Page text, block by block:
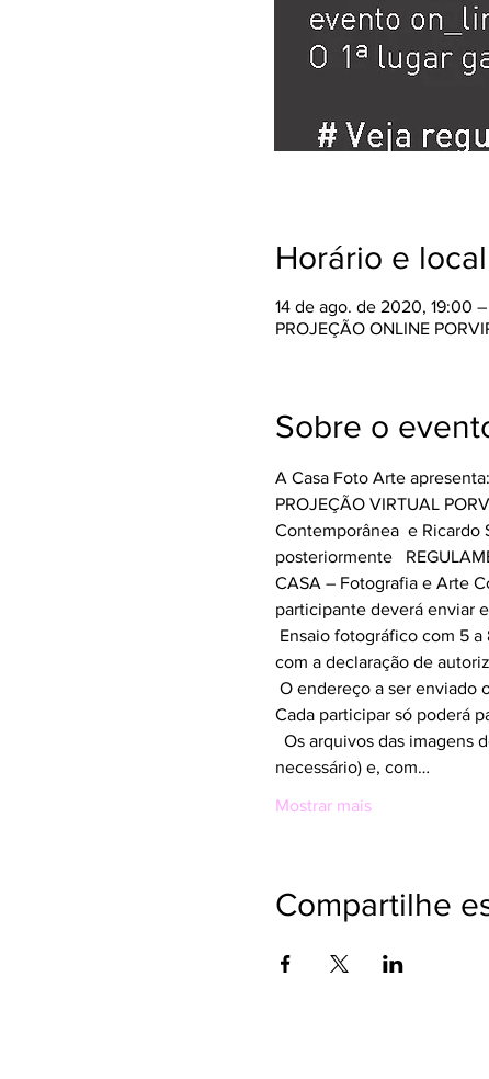
Horário e local
14 de ago. de 2020, 19:00
PROJEÇÃO ONLINE
Sobre o
A Casa Foto Arte apresenta:
PROJEÇÃO VIRTUAL
Contemporânea  e Ricardo
posteriormente
CASA – Fotografia e Arte
participante deverá enviar
Ensaio fotográfico com 5
com a declaração de
O endereço a ser enviado
Cada participar só poderá
Os arquivos das imagens
necessário) e, com…
Mostrar mais
Compartilhe